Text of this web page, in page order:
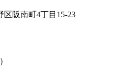
区阪南町4丁目15-23